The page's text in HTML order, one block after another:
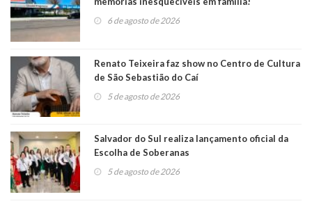
6 de agosto de 2026
Renato Teixeira faz show no Centro de Cultura
de São Sebastião do Caí
5 de agosto de 2026
Salvador do Sul realiza lançamento oficial da
Escolha de Soberanas
5 de agosto de 2026